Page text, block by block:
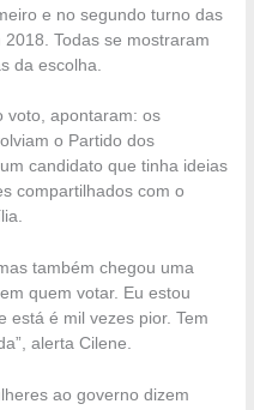
e no segundo turno das
Todas se mostraram
da escolha.
voto, apontaram: os
o Partido dos
candidato que tinha ideias
compartilhados com o
também chegou uma
quem votar. Eu estou
está é mil vezes pior. Tem
alerta Cilene.
ao governo dizem